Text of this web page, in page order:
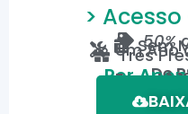
>
50%
Sem
Um Ano
Três
De
Por
Em até
*Oferta